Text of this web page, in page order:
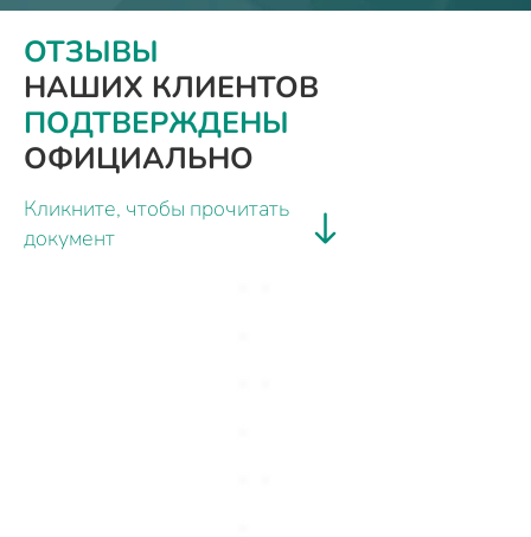
ОТЗЫВЫ
НАШИХ КЛИЕНТОВ
ПОДТВЕРЖДЕНЫ
ОФИЦИАЛЬНО
Кликните, чтобы прочитать
документ